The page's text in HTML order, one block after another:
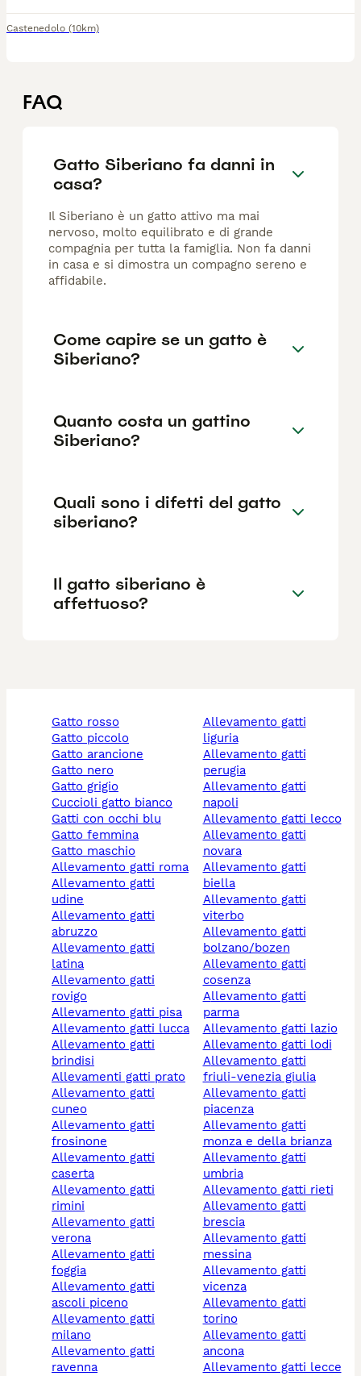
Castenedolo (10km)
FAQ
Gatto Siberiano fa danni in
casa?
Il Siberiano è un gatto attivo ma mai
nervoso, molto equilibrato e di grande
compagnia per tutta la famiglia. Non fa danni
in casa e si dimostra un compagno sereno e
affidabile.
Come capire se un gatto è
Siberiano?
Quanto costa un gattino
Siberiano?
Quali sono i difetti del gatto
siberiano?
Il gatto siberiano è
affettuoso?
gatto rosso
gatto piccolo
gatto arancione
gatto nero
gatto grigio
cuccioli gatto bianco
gatti con occhi blu
gatto femmina
gatto maschio
allevamento gatti roma
allevamento gatti
udine
allevamento gatti
abruzzo
allevamento gatti
latina
allevamento gatti
rovigo
allevamento gatti pisa
allevamento gatti lucca
allevamento gatti
brindisi
allevamenti gatti prato
allevamento gatti
cuneo
allevamento gatti
frosinone
allevamento gatti
caserta
allevamento gatti
rimini
allevamento gatti
verona
allevamento gatti
foggia
allevamento gatti
ascoli piceno
allevamento gatti
milano
allevamento gatti
ravenna
allevamento gatti
liguria
allevamento gatti
perugia
allevamento gatti
napoli
allevamento gatti lecco
allevamento gatti
novara
allevamento gatti
biella
allevamento gatti
viterbo
allevamento gatti
bolzano/bozen
allevamento gatti
cosenza
allevamento gatti
parma
allevamento gatti lazio
allevamento gatti lodi
allevamento gatti
friuli-venezia giulia
allevamento gatti
piacenza
allevamento gatti
monza e della brianza
allevamento gatti
umbria
allevamento gatti rieti
allevamento gatti
brescia
allevamento gatti
messina
allevamento gatti
vicenza
allevamento gatti
torino
allevamento gatti
ancona
allevamento gatti lecce